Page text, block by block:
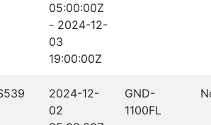
05:00:00Z
- 2024-12-
03
19:00:00Z
2024-12-
02
GND-
1100FL